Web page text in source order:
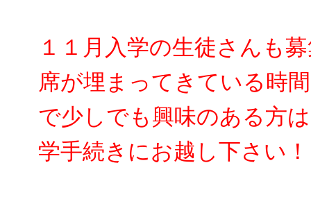
１１月入学の生徒さんも
席が埋まってきている時
で少しでも興味のある方
学手続きにお越し下さい！